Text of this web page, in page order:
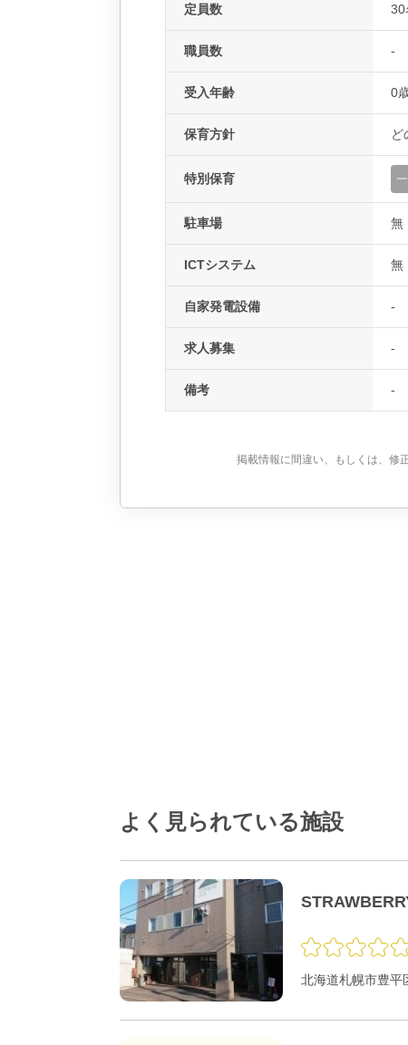
定員数 30
職員数 -
受入年齢 0
保育方針
特別保育
駐車場 無
ICTシステム 無
自家発電設備 -
求人募集 -
備考 -
掲載情報に間違い、もしくは、修
よく見られている施設
北海道札幌市豊平